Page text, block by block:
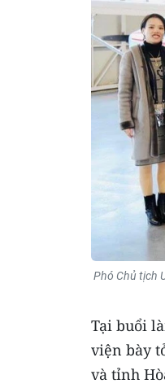
Phó Chủ tịch
Tại buổi
viện bày
và tỉnh